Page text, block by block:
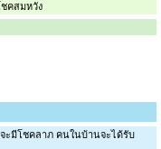
คสมหวัง
ะมีโชคลาภ คนในบ้านจะได้รับ